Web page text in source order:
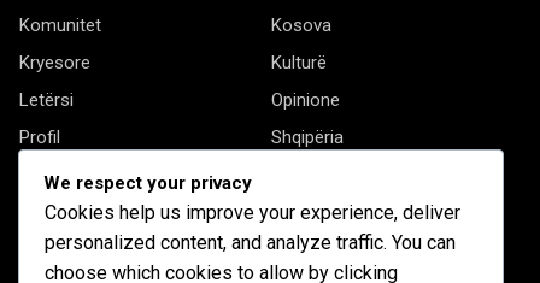
Komunitet
Kosova
Kryesore
Kulturë
Letërsi
Opinione
Profil
Shqipëria
Shqiptarët në biznes
Të tjera
We respect your privacy
Cookies help us improve your experience, deliver
personalized content, and analyze traffic. You can
choose which cookies to allow by clicking